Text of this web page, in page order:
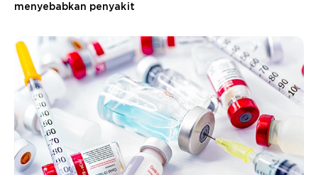
menyebabkan penyakit